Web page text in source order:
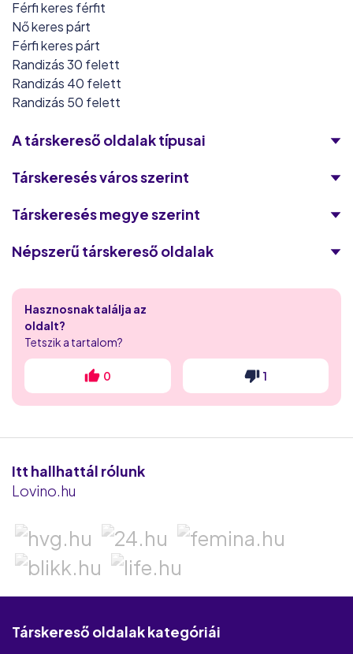
Férfi keres férfit
Nő keres párt
Férfi keres párt
Randizás 30 felett
Randizás 40 felett
Randizás 50 felett
A társkereső oldalak típusai
Társkeresés város szerint
Társkeresés megye szerint
Népszerű társkereső oldalak
Victoria Milan
Flirthits
Flirt.com
iDates
Puncs.hu
Love.hu
Elittárs.hu
Be2
CougarCrush
Hasznosnak találja az
oldalt?
Tetszik a tartalom?
0 1
Itt hallhattál rólunk
Lovino.hu
Társkereső oldalak kategóriái